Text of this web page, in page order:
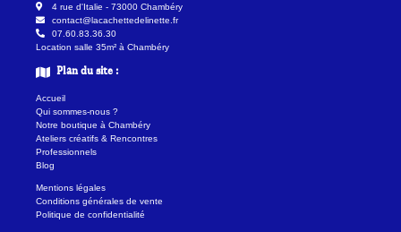
4 rue d'Italie - 73000 Chambéry
contact@lacachettedelinette.fr
07.60.83.36.30
Location salle 35m² à Chambéry
Plan du site :
Accueil
Qui sommes-nous ?
Notre boutique à Chambéry
Ateliers créatifs & Rencontres
Professionnels
Blog
Mentions légales
Conditions générales de vente
Politique de confidentialité